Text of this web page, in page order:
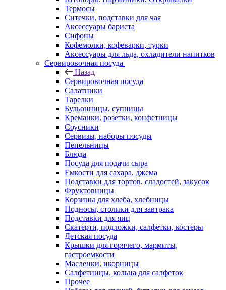
Термосы
Ситечки, подставки для чая
Аксессуары бариста
Сифоны
Кофемолки, кофеварки, турки
Аксессуары для льда, охладители напитков
Сервировочная посуда
Назад
Сервировочная посуда
Салатники
Тарелки
Бульонницы, супницы
Креманки, розетки, конфетницы
Соусники
Сервизы, наборы посуды
Пепельницы
Блюда
Посуда для подачи сыра
Емкости для сахара, джема
Подставки для тортов, сладостей, закусок
Фруктовницы
Корзины для хлеба, хлебницы
Подносы, столики для завтрака
Подставки для яиц
Скатерти, подложки, салфетки, костеры
Детская посуда
Крышки для горячего, мармиты,
гастроемкости
Масленки, икорницы
Салфетницы, кольца для салфеток
Прочее